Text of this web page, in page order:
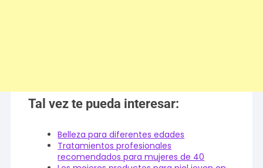
Tal vez te pueda interesar:
Belleza para diferentes edades
Tratamientos profesionales
recomendados para mujeres de 40